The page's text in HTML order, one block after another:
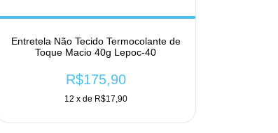
Entretela Não Tecido Termocolante de
Toque Macio 40g Lepoc-40
R$175,90
12 x de R$17,90